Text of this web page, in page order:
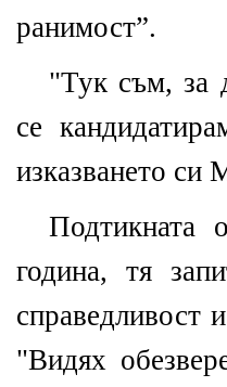
ранимост”.
"Тук съм, за
се
изказването си
Подтикната
година, тя
справедливост
"Видях